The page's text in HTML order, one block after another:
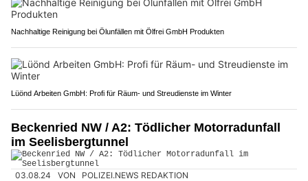
Nachhaltige Reinigung bei Ölunfällen mit Ölfrei GmbH Produkten
Lüönd Arbeiten GmbH: Profi für Räum- und Streudienste im Winter
Beckenried NW / A2: Tödlicher Motorradunfall
im Seelisbergtunnel
03.08.24 VON POLIZEI.NEWS REDAKTION